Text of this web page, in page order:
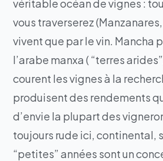
véritable océan de vignes :
vous traverserez
vivent que par le vin. Mancha
l’arabe manxa ( “terres
courent les vignes à la
produisent des rendements
d’envie la plupart des
toujours rude ici, continental,
“petites” années sont un